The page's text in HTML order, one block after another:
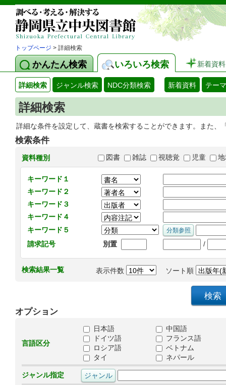
トップページ > 詳細検索
かんたん検索 いろいろ検索 新着資料
詳細検索 ジャンル検索 NDC分類検索 新着資料 テー
詳細検索
詳細な条件を設定して、蔵書を検索することができます。また
検索条件
資料種別 図書 雑誌 視聴覚 児童
キーワード１
キーワード２
キーワード３
キーワード４
キーワード５
請求記号
別置 /
検索結果一覧 表示件数 ソート順
オプション
言語区分
日本語
中国語
ドイツ語
フランス語
ロシア語
ベトナム
タイ
ネパール
ジャンル指定